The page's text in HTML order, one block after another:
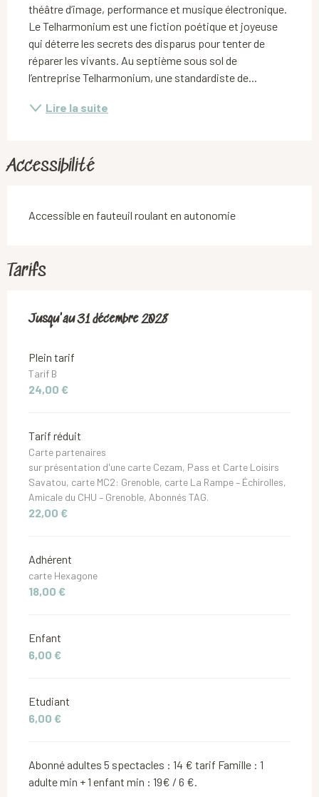
théâtre d’image, performance et musique électronique.
Le Telharmonium est une fiction poétique et joyeuse
qui déterre les secrets des disparus pour tenter de
réparer les vivants. Au septième sous sol de
l’entreprise Telharmonium, une standardiste de...
Lire la suite
Accessibilité
Accessible en fauteuil roulant en autonomie
Tarifs
Du18 juin 2019au31 décembre 2028
Jusqu'au31 décembre 2028
Plein tarif
Tarif B
24,00 €
Tarif réduit
Carte partenaires
sur présentation d'une carte Cezam, Pass et Carte Loisirs
Savatou, carte MC2: Grenoble, carte La Rampe – Échirolles,
Amicale du CHU – Grenoble, Abonnés TAG.
22,00 €
Adhérent
carte Hexagone
18,00 €
Enfant
6,00 €
Etudiant
6,00 €
Abonné adultes 5 spectacles : 14 € tarif Famille : 1
adulte min + 1 enfant min : 19€ / 6 €.